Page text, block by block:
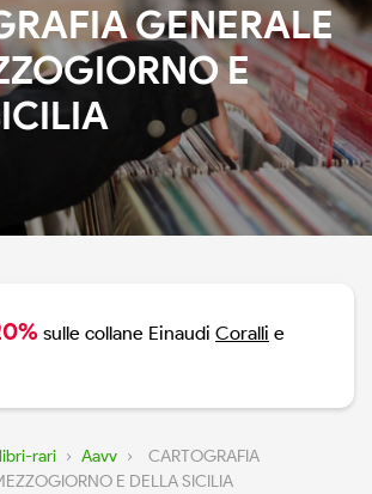
GENERALE
E
sulle collane Einaudi Coralli e
libri-rari › Aavv ›
CARTOGRAFIA
E DELLA SICILIA